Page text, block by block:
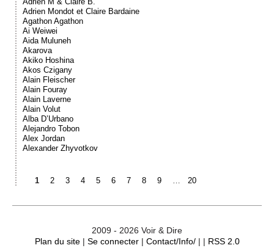
Adrien Mondot et Claire Bardaine
Agathon Agathon
Ai Weiwei
Aida Muluneh
Akarova
Akiko Hoshina
Akos Czigany
Alain Fleischer
Alain Fouray
Alain Laverne
Alain Volut
Alba D’Urbano
Alejandro Tobon
Alex Jordan
Alexander Zhyvotkov
1 2 3 4 5 6 7 8 9 20
2009 - 2026 Voir & Dire
Plan du site| Se connecter| Contact/Info/| | RSS 2.0